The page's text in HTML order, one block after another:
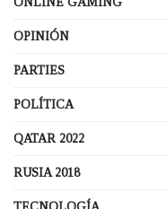
OPINIÓN
PARTIES
POLÍTICA
QATAR 2022
RUSIA 2018